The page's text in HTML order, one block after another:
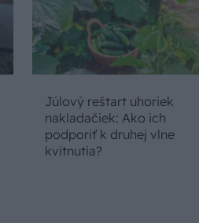
Júlový reštart uhoriek
nakladačiek: Ako ich
podporiť k druhej vlne
kvitnutia?